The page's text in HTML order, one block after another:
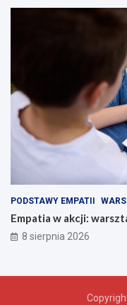
PODSTAWY EMPATII
Empatia w akcji:
8 sierpnia 2026